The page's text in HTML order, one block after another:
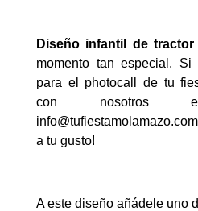
Diseño infantil de tractor
momento tan especial.
para el photocall de tu
con
info@tufiestamolamazo.com
a tu gusto!
A este diseño añádele uno